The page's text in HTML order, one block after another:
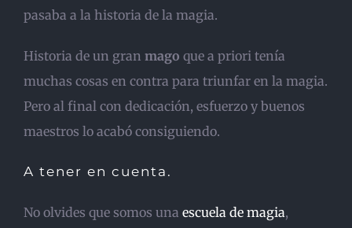
pasaba a la historia de la magia.
Historia de un gran mago que a priori tenía
muchas cosas en contra para triunfar en la magia.
Pero al final con dedicación, esfuerzo y buenos
maestros lo acabó consiguiendo.
A tener en cuenta.
No olvides que somos una escuela de magia,